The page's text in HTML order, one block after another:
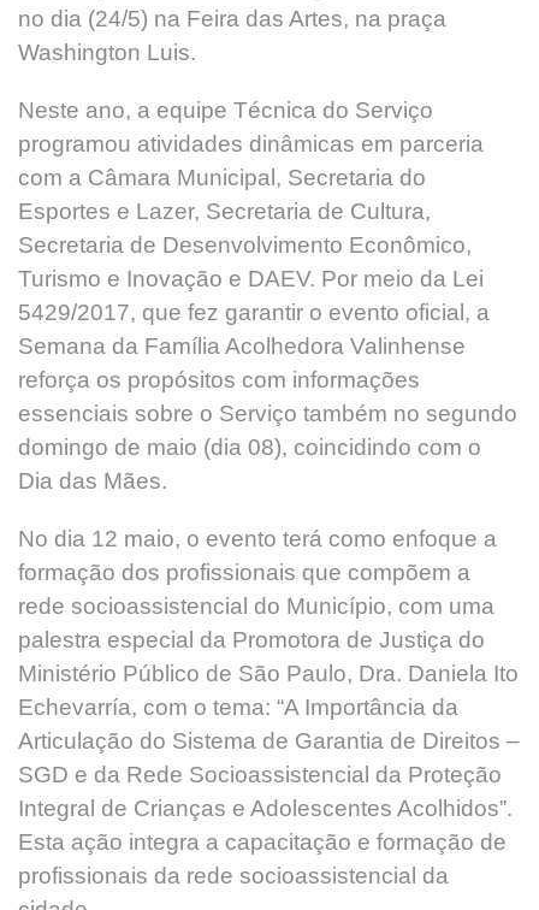
no dia (24/5) na Feira das Artes, na praça
Washington Luis.
Neste ano, a equipe Técnica do Serviço
programou atividades dinâmicas em parceria
com a Câmara Municipal, Secretaria do
Esportes e Lazer, Secretaria de Cultura,
Secretaria de Desenvolvimento Econômico,
Turismo e Inovação e DAEV. Por meio da Lei
5429/2017, que fez garantir o evento oficial, a
Semana da Família Acolhedora Valinhense
reforça os propósitos com informações
essenciais sobre o Serviço também no segundo
domingo de maio (dia 08), coincidindo com o
Dia das Mães.
No dia 12 maio, o evento terá como enfoque a
formação dos profissionais que compõem a
rede socioassistencial do Município, com uma
palestra especial da Promotora de Justiça do
Ministério Público de São Paulo, Dra. Daniela Ito
Echevarría, com o tema: “A Importância da
Articulação do Sistema de Garantia de Direitos –
SGD e da Rede Socioassistencial da Proteção
Integral de Crianças e Adolescentes Acolhidos”.
Esta ação integra a capacitação e formação de
profissionais da rede socioassistencial da